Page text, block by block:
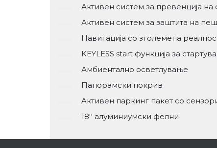
Активен систем за превенција на
Активен систем за заштита на
Навигација со зголемена
KEYLESS start функција за
Амбиентално осветлување
Панорамски покрив
Aктивен паркинг пакет со
18'' алуминиумски фелни